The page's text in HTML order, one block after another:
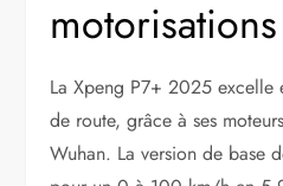
motorisations
La Xpeng P7+ 2025 excelle
de route, grâce à ses
Wuhan. La version de base